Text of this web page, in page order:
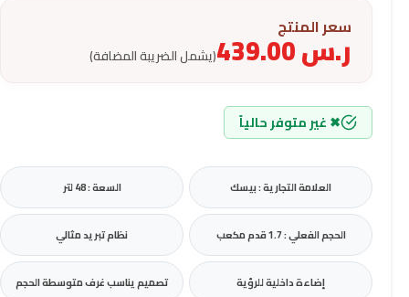
سعر المنتج
ر.س (يشمل الضريبة المضافة)
✖ غير متوفر حالياً
العلامة التجارية : بيسك السعة : 48 لتر
الحجم الفعلي : 1.7 قدم مكعب نظام تبريد مثالي
إضاءة داخلية للرؤية تصميم يناسب غرف متوسطة الحجم